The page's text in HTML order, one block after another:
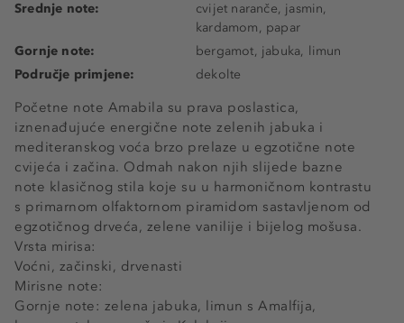
Početne note Amabila su prava poslastica,
iznenađujuće energične note zelenih jabuka i
mediteranskog voća brzo prelaze u egzotične note
cvijeća i začina. Odmah nakon njih slijede bazne
note klasičnog stila koje su u harmoničnom kontrastu
s primarnom olfaktornom piramidom sastavljenom od
egzotičnog drveća, zelene vanilije i bijelog mošusa.
Vrsta mirisa:
Voćni, začinski, drvenasti
Mirisne note:
Gornje note: zelena jabuka, limun s Amalfija,
Srednje note:
cvijet naranče, jasmin,
kardamom, papar
Gornje note:
bergamot, jabuka, limun
Područje primjene:
dekolte